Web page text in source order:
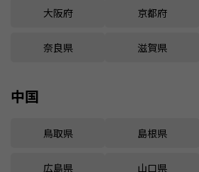
大阪府 京都府
奈良県 滋賀県
中国
鳥取県 島根県
広島県 山口県